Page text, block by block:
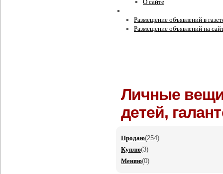
О сайте
Размещение объявлений в
Размещение объявлений на
Личные
детей,
Продаю(254)
Куплю(3)
Меняю(0)